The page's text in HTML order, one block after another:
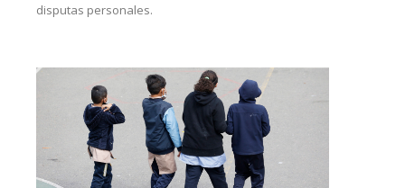
disputas personales.